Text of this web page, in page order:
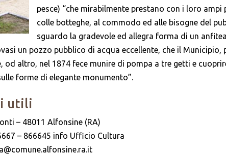
pesce) “che mirabilmente prestano con i loro
colle botteghe, al commodo ed alle bisogne del
sguardo la gradevole ed allegra forma di un
un pozzo pubblico di acqua eccellente, che il Municipio,
od altro, nel 1874 fece munire di pompa a tre getti e
forme di elegante monumento”.
utili
– 48011 Alfonsine (RA)
– 866645 info Ufficio Cultura